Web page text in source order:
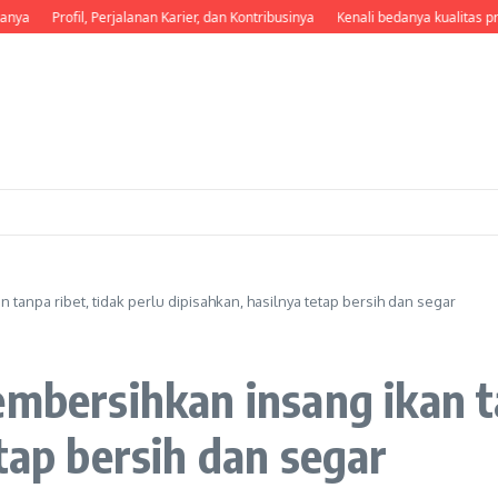
Perjalanan Karier, dan Kontribusinya Kenali bedanya kualitas premium
tanpa ribet, tidak perlu dipisahkan, hasilnya tetap bersih dan segar
insang ikan
bersih dan segar